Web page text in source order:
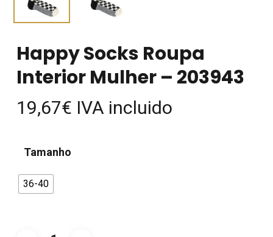
Happy Socks Roupa
Interior Mulher – 203943
19,67€ IVA incluido
Tamanho
36-40